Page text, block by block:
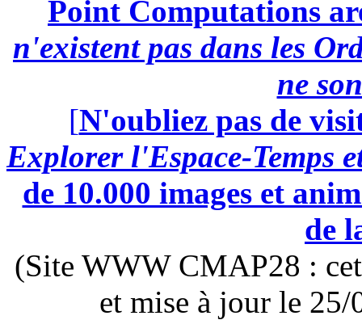
Point Computations
n'existent pas dans les
ne
[N'oubliez pas de
Explorer l'Espace-Temps
de 10.000 images et
de
(Site WWW CMAP28 :
et mise à jour le